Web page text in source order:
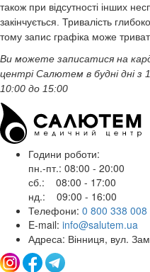
також при відсутності інших
закінчується. Тривалість
тому запис графіка може
Ви можете записатися на
центрі Салютем в будні дні з
10:00 до 15:00
Години роботи:
пн.-пт.: 08:00 - 20:00
сб.: 08:00 - 17:00
нд.: 09:00 - 16:00
Телефони: 0 800 338 008
E-mail: info@salutem.ua
Адреса: Вінниця, вул.